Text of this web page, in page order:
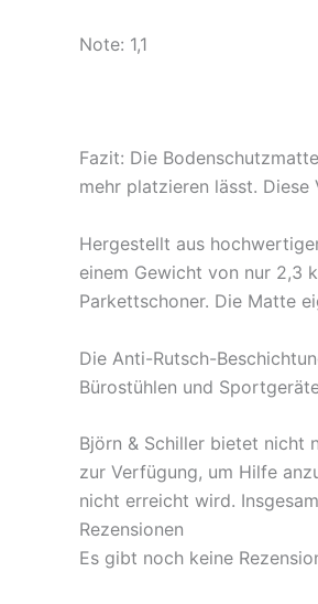
Note: 1,1
Fazit: Die
mehr platzieren lässt.
Hergestellt aus
einem Gewicht von nur 2,3
Parkettschoner. Die Matte
Die Anti-Rutsch-
Bürostühlen und
Björn & Schiller bietet nicht
zur Verfügung, um Hilfe
nicht erreicht wird.
Rezensionen
Es gibt noch keine